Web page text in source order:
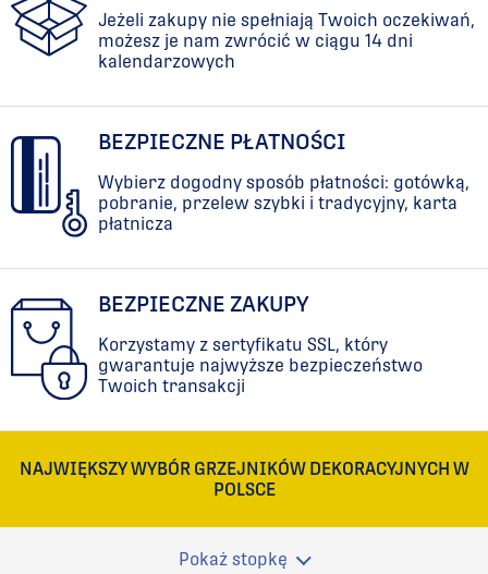
Jeżeli zakupy nie spełniają Twoich oczekiwań,
możesz je nam zwrócić w ciągu 14 dni
kalendarzowych
BEZPIECZNE PŁATNOŚCI
Wybierz dogodny sposób płatności: gotówką,
pobranie, przelew szybki i tradycyjny, karta
płatnicza
BEZPIECZNE ZAKUPY
Korzystamy z sertyfikatu SSL, który
gwarantuje najwyższe bezpieczeństwo
Twoich transakcji
NAJWIĘKSZY WYBÓR GRZEJNIKÓW DEKORACYJNYCH W
POLSCE
Pokaż stopkę